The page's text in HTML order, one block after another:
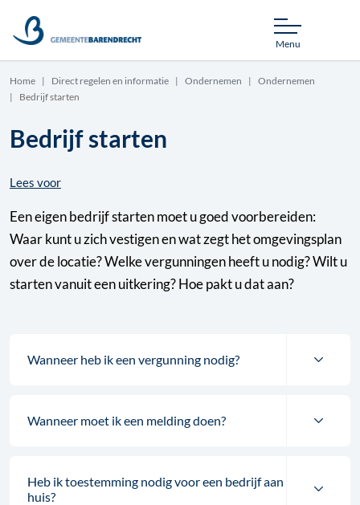
Menu
Home Direct regelen en informatie Ondernemen
Ondernemen
Bedrijf starten
Bedrijf starten
Lees voor
Een eigen bedrijf starten moet u goed voorbereiden:
Waar kunt u zich vestigen en wat zegt het omgevingsplan
over de locatie? Welke vergunningen heeft u nodig? Wilt u
starten vanuit een uitkering? Hoe pakt u dat aan?
Wanneer heb ik een vergunning nodig?
Wanneer moet ik een melding doen?
Heb ik toestemming nodig voor een bedrijf aan
huis?